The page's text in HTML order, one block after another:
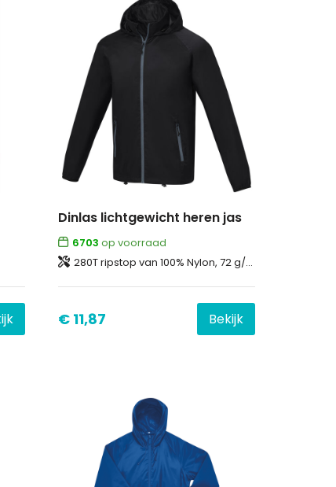
Dinlas lichtgewicht heren jas
6703 op voorraad
280T ripstop van 100% Nylon, 72 g/m2, Lining, 210T taffeta van 100% Polyester, 60 g/m2
€ 11,87 Bekijk